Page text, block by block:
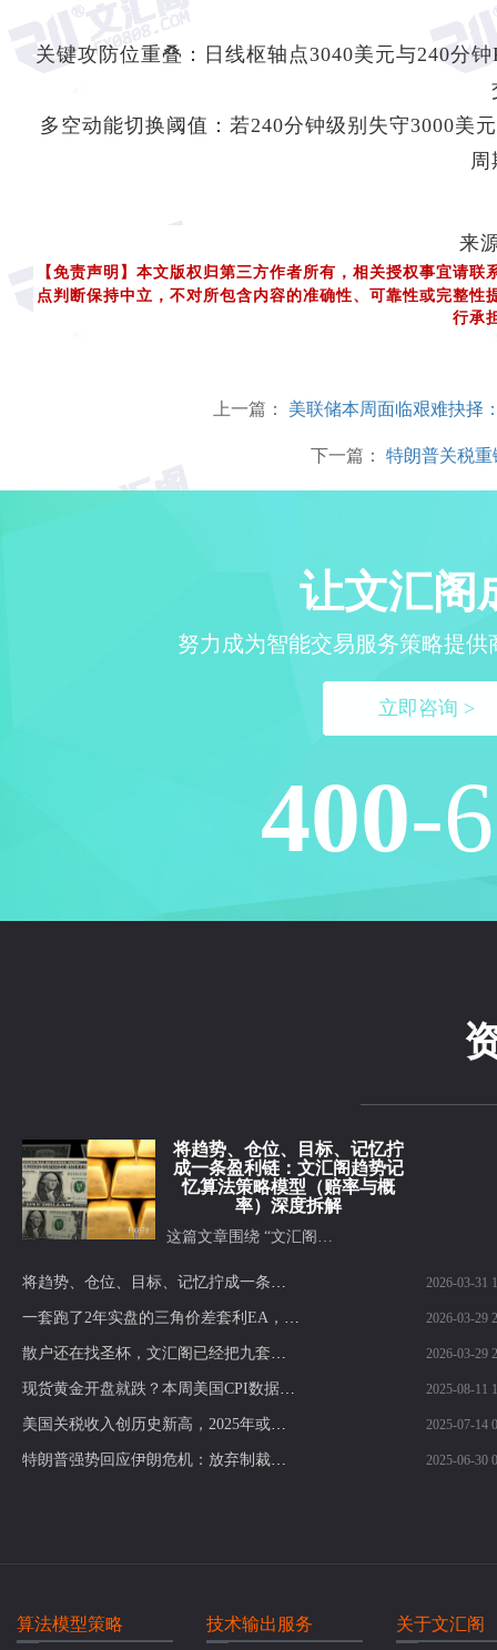
关键攻防位重叠：日线枢轴点3040美元与240分
多空动能切换阈值：若240分钟级别失守3000美
来
【免责声明】本文版权归第三方作者所有，相关授权事宜请联
点判断保持中立，不对所包含内容的准确性、可靠性或完整
行承
上一篇： 美联储本周面临艰难抉择
下一篇： 特朗普关税
让文汇阁
努力成为智能交易服务策略提
立即咨询 >
400-
将趋势、仓位、目标、记忆拧
成一条盈利链：文汇阁趋势记
忆算法策略模型（赔率与概
率）深度拆解
这篇文章围绕 “文汇阁…
将趋势、仓位、目标、记忆拧成一条盈利链：文汇阁趋势记忆算法策略模型（赔率与概率）深度拆解 2026-03-31
一套跑了2年实盘的三角价差套利EA，我为什么现在才开放授权？基于对冲价差逻辑的自动化套利执行模型，长期实盘运行经验，授权使用 2026-03-29
散户还在找圣杯，文汇阁已经把九套赚钱逻辑拼成了一整套交易战争机器，盯的是整个交易体系怎么长期稳定盈利：这就是你和成熟交易者的差距 2026-03-29
现货黄金开盘就跌？本周美国CPI数据或将定乾坤 2025-08-11
美国关税收入创历史新高，2025年或达3000亿美元，财政前景引发热议！ 2025-07-14
特朗普强势回应伊朗危机：放弃制裁解除，警告再轰核设施！黄金多头反击机会来了？ 2025-06-30
算法模型策略 技术输出服务 关于文汇阁